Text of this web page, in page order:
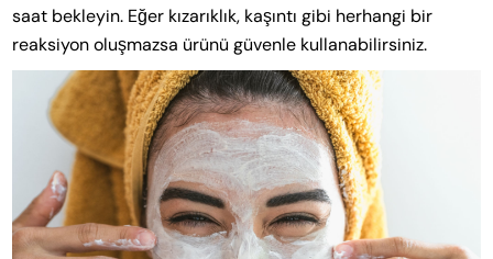
saat bekleyin. Eğer kızarıklık, kaşıntı gibi herhangi bir
reaksiyon oluşmazsa ürünü güvenle kullanabilirsiniz.